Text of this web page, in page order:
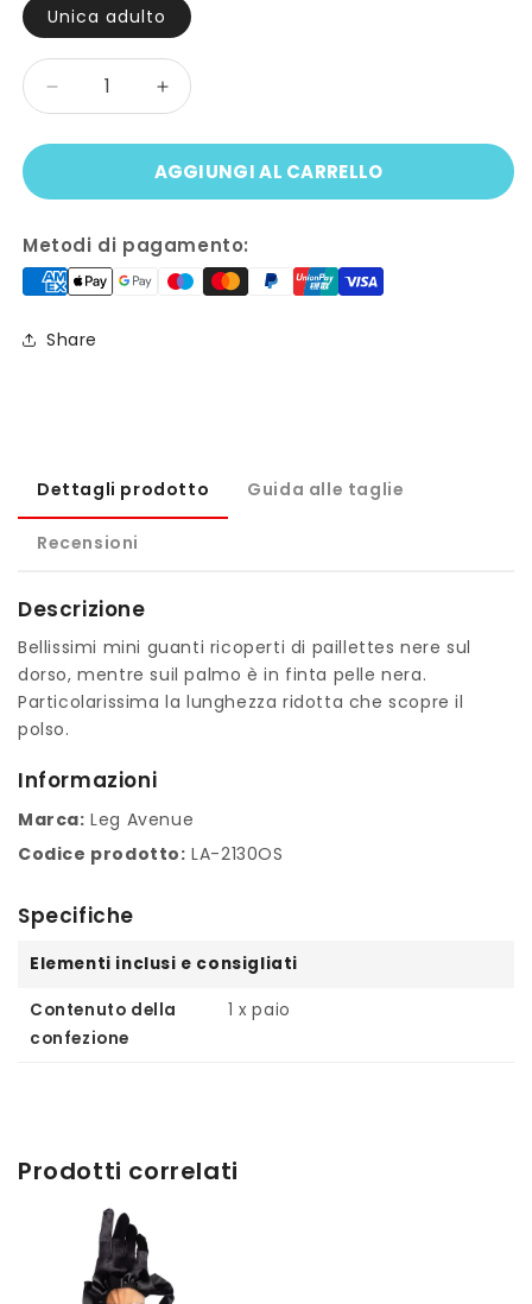
Unica adulto
Quantità
Diminuisci
quantità
per
guanti
paillettes
Aumenta
quantità
per
Mini
guanti
paillettes
AGGIUNGI AL CARRELLO
Metodi di pagamento:
Share
Dettagli prodotto Guida alle taglie
Recensioni
Descrizione
Bellissimi mini guanti ricoperti di paillettes nere sul
dorso, mentre suil palmo è in finta pelle nera.
Particolarissima la lunghezza ridotta che scopre il
polso.
Informazioni
Marca: Leg Avenue
Codice prodotto: LA-2130OS
Specifiche
Elementi inclusi e consigliati
Contenuto della
confezione
1 x paio
Prodotti correlati